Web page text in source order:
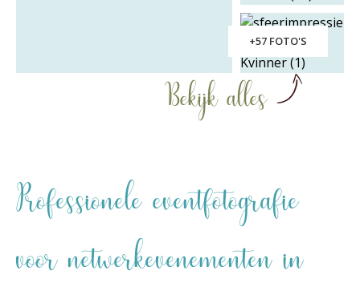
+57 FOTO'S
Bekijk alles
Professionele eventfotografie
voor netwerkevenementen in